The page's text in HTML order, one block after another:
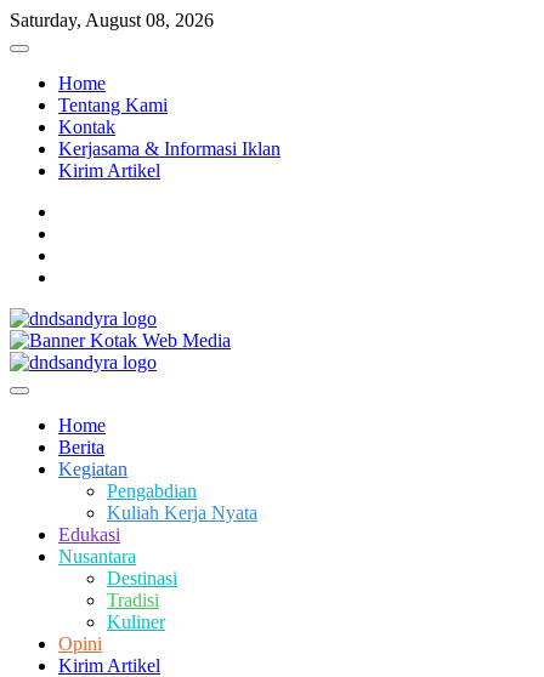
Skip
to
Saturday, August 08, 2026
Home
Tentang Kami
Kontak
Kerjasama & Informasi Iklan
Kirim Artikel
DnD Sandy Ra
Dari Kami Untuk Negeri
Home
Berita
Kegiatan
Pengabdian
Kuliah Kerja Nyata
Edukasi
Nusantara
Destinasi
Tradisi
Kuliner
Opini
Kirim Artikel